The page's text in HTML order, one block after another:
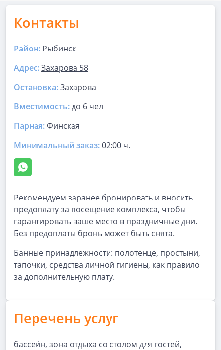
Контакты
Район: Рыбинск
Адрес:Захарова 58
Остановка:Захарова
Вместимость:до 6 чел
Парная:Финская
Минимальный заказ:02:00 ч.
Рекомендуем заранее бронировать и вносить
предоплату за посещение комплекса, чтобы
гарантировать ваше место в праздничные дни.
Без предоплаты бронь может быть снята.
Банные принадлежности: полотенце, простыни,
тапочки, средства личной гигиены, как правило
за дополнительную плату.
Перечень услуг
бассейн, зона отдыха со столом для гостей,